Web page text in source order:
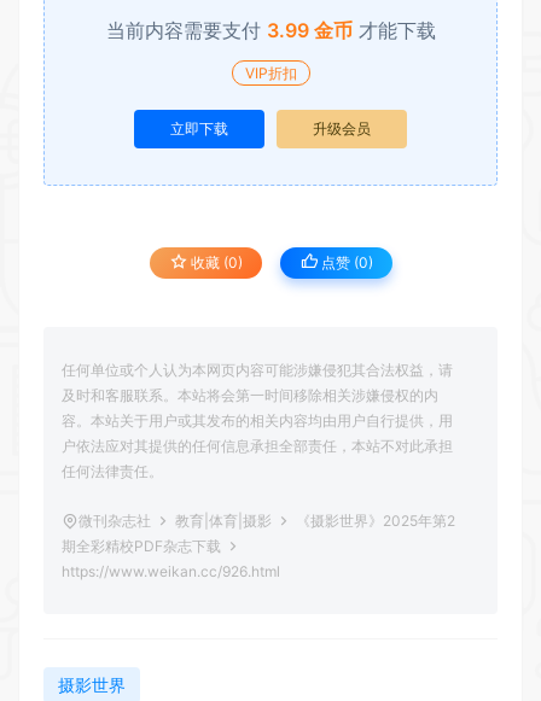
当前内容需要支付 3.99 金币 才能下载
VIP折扣
立即下载 升级会员
收藏 (0) 点赞 (0)
任何单位或个人认为本网页内容可能涉嫌侵犯其合法权益，请
及时和客服联系。本站将会第一时间移除相关涉嫌侵权的内
容。本站关于用户或其发布的相关内容均由用户自行提供，用
户依法应对其提供的任何信息承担全部责任，本站不对此承担
任何法律责任。
微刊杂志社 教育|体育|摄影
《摄影世界》2025年第2
期全彩精校PDF杂志下载
https://www.weikan.cc/926.html
摄影世界